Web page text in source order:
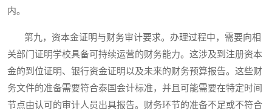
内。
第九，资本金证明与财务审计要求。办理过程中，需要向相
关部门证明学校具备可持续运营的财务能力。这涉及到注册资本
金的到位证明、银行资金证明以及未来的财务预算报告。这些财
务文件的准备需要符合泰国会计标准，并且可能需要在特定时间
节点由认可的审计人员出具报告。财务环节的准备不足或不符合